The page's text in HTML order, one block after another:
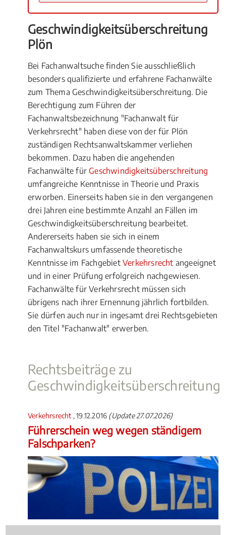
Geschwindigkeitsüberschreitung
Plön
Bei Fachanwaltsuche finden Sie ausschließlich
besonders qualifizierte und erfahrene Fachanwälte
zum Thema Geschwindigkeitsüberschreitung. Die
Berechtigung zum Führen der
Fachanwaltsbezeichnung "Fachanwalt für
Verkehrsrecht" haben diese von der für Plön
zuständigen Rechtsanwaltskammer verliehen
bekommen. Dazu haben die angehenden
Fachanwälte fürGeschwindigkeitsüberschreitung
umfangreiche Kenntnisse in Theorie und Praxis
erworben. Einerseits haben sie in den vergangenen
drei Jahren eine bestimmte Anzahl an Fällen im
Geschwindigkeitsüberschreitung bearbeitet.
Andererseits haben sie sich in einem
Fachanwaltskurs umfassende theoretische
Kenntnisse im Fachgebiet Verkehrsrecht angeeignet
und in einer Prüfung erfolgreich nachgewiesen.
Fachanwälte für Verkehrsrecht müssen sich
übrigens nach ihrer Ernennung jährlich fortbilden.
Sie dürfen auch nur in ingesamt drei Rechtsgebieten
den Titel "Fachanwalt" erwerben.
Rechtsbeiträge zu
Geschwindigkeitsüberschreitung
Verkehrsrecht , 19.12.2016 (Update 27.07.2026)
Führerschein weg wegen ständigem
Falschparken?